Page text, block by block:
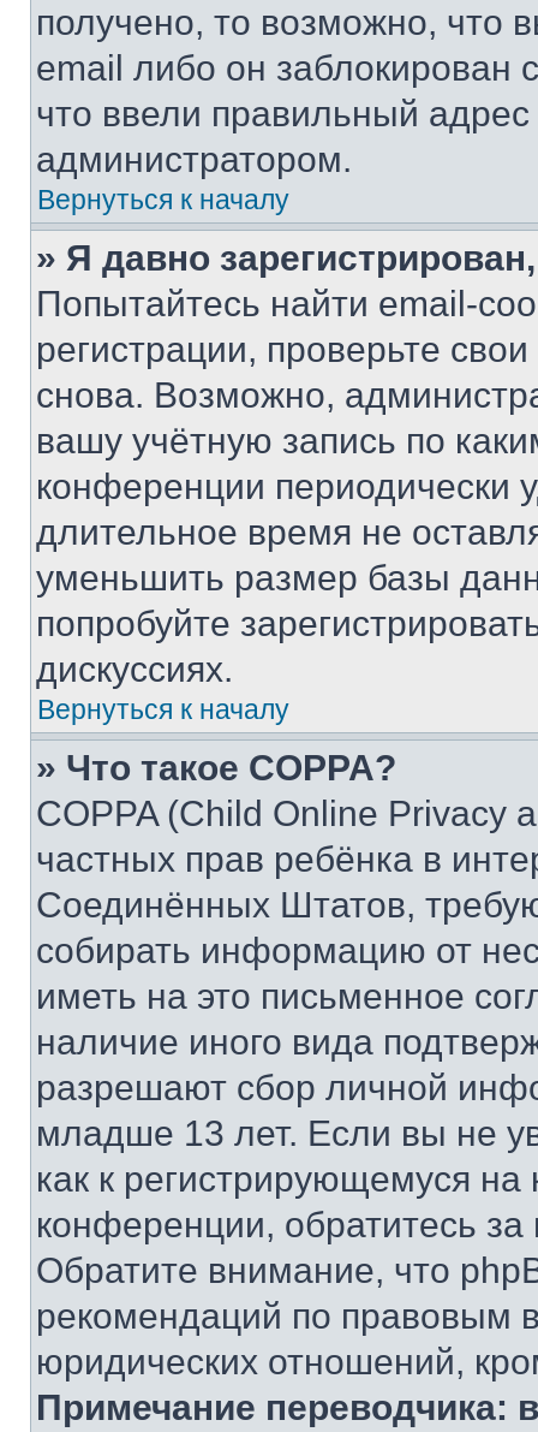
получено, то возможно, что
email либо он
что ввели правильный адрес
администратором.
Вернуться к началу
» Я давно
Попытайтесь найти email-
регистрации, проверьте
снова. Возможно,
вашу учётную запись по
конференции периодически
длительное время не
уменьшить размер базы
попробуйте
дискуссиях.
Вернуться к началу
» Что такое COPPA?
COPPA (Child Online Privacy
частных прав ребёнка в
Соединённых Штатов,
собирать информацию от
иметь на это письменное
наличие иного вида
разрешают сбор личной
младше 13 лет. Если вы не
как к регистрирующемуся
конференции, обратитесь
Обратите внимание, что
рекомендаций по правовым
юридических отношений,
Примечание переводчика: